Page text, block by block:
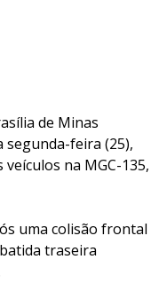
de Minas
segunda-feira (25),
na MGC-135,
uma colisão frontal
traseira